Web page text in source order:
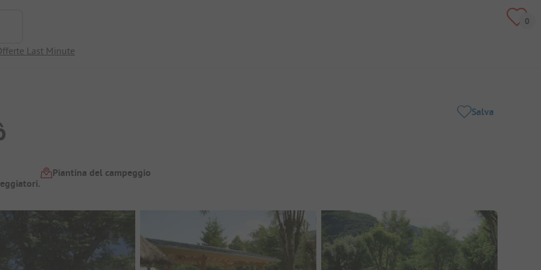
Last Minute
Salva
Piantina del campeggio